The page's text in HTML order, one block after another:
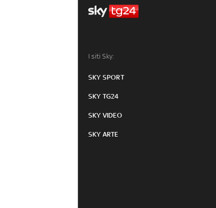
I siti Sky:
SKY SPORT
SKY TG24
SKY VIDEO
SKY ARTE